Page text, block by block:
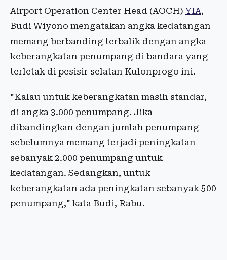
Airport Operation Center Head (AOCH) YIA,
Budi Wiyono mengatakan angka kedatangan
memang berbanding terbalik dengan angka
keberangkatan penumpang di bandara yang
terletak di pesisir selatan Kulonprogo ini.
"Kalau untuk keberangkatan masih standar,
di angka 3.000 penumpang. Jika
dibandingkan dengan jumlah penumpang
sebelumnya memang terjadi peningkatan
sebanyak 2.000 penumpang untuk
kedatangan. Sedangkan, untuk
keberangkatan ada peningkatan sebanyak 500
penumpang," kata Budi, Rabu.